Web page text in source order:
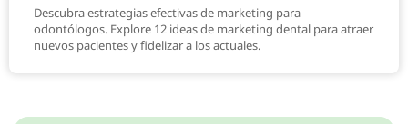
Descubra estrategias efectivas de marketing para
odontólogos. Explore 12 ideas de marketing dental para atraer
nuevos pacientes y fidelizar a los actuales.